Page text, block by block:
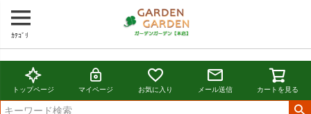
ｶﾃｺﾞﾘ
トップページ マイページ お気に入り メール送信 カートを見る